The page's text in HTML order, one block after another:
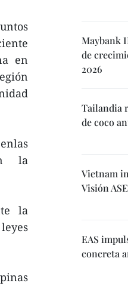
en
la
la
Maybank
de
2026
Tailandia
de coco
Vietnam
Visión
EAS
concreta